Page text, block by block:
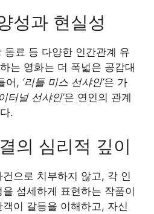
성과 현실성
동료 등 다양한 인간관계 유
는 영화는 더 폭넓은 공감대
어, ‘리틀 미스 선샤인’은 가
터널 선샤인’은 연인의 관계
.
의 심리적 깊이
으로 치부하지 않고, 각 인
섬세하게 표현하는 작품이
이 갈등을 이해하고, 자신